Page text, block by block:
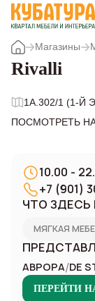
Магазины
Rivalli
1A.302/1 (1-Й
ПОСМОТРЕТЬ
10.00 -
+7 (901)
ЧТО ЗДЕСЬ
МЯГКАЯ
АВРОРА/DE
ПЕРЕЙТИ